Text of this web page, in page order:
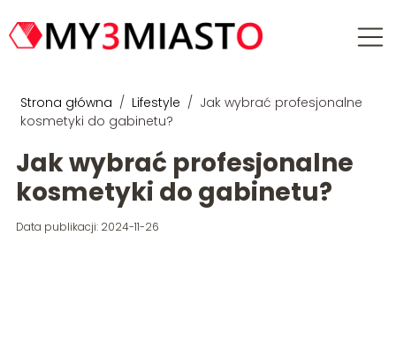
Strona główna / Lifestyle / Jak wybrać profesjonalne
kosmetyki do gabinetu?
Jak wybrać profesjonalne
kosmetyki do gabinetu?
Data publikacji: 2024-11-26